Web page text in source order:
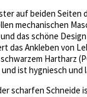
auf beiden Seiten
mechanischen
das schöne
das Ankleben von
Hartharz
ist hygniesch und
scharfen Schneide